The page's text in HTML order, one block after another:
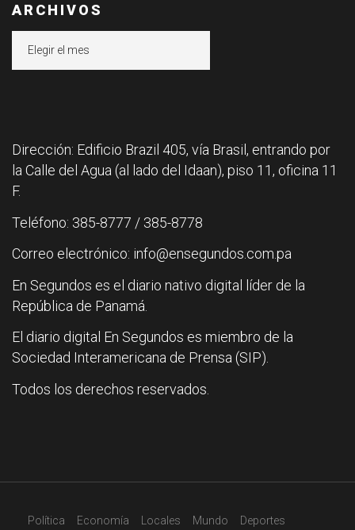
ARCHIVOS
Dirección: Edificio Brazil 405, vía Brasil, entrando por
la Calle del Agua (al lado del Idaan), piso 11, oficina 11
F.
Teléfono: 385-8777 / 385-8778
Correo electrónico: info@ensegundos.com.pa
En Segundos es el diario nativo digital líder de la
República de Panamá.
El diario digital En Segundos es miembro de la
Sociedad Interamericana de Prensa (SIP).
Todos los derechos reservados.
Política Economía Locales Mundo Deportes